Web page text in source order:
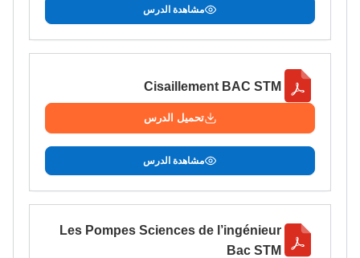
مشاهدة الدرس
Cisaillement BAC STM
تحميل الدرس
مشاهدة الدرس
Les Pompes Sciences de l’ingénieur
Bac STM